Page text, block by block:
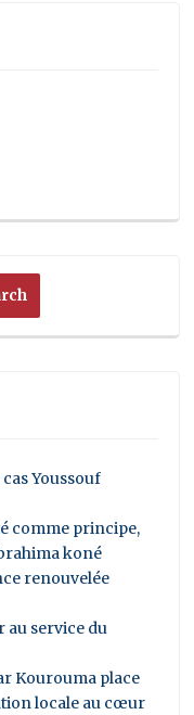
Youssouf
comme principe,
koné
renouvelée
au service du
Kourouma place
locale au cœur